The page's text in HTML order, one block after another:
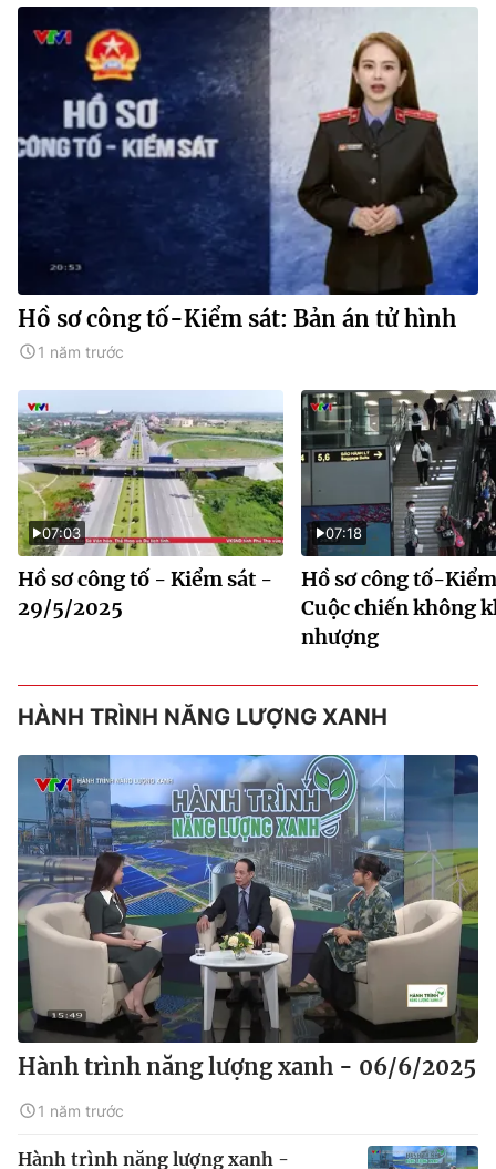
Hồ sơ công tố-Kiểm sát: Bản án tử hình
1 năm trước
07:03
Hồ sơ công tố - Kiểm sát -
29/5/2025
07:18
Hồ sơ công tố-
Cuộc chiến không
nhượng
HÀNH TRÌNH NĂNG LƯỢNG XANH
Hành trình năng lượng xanh - 06/6/2025
1 năm trước
Hành trình năng lượng xanh -